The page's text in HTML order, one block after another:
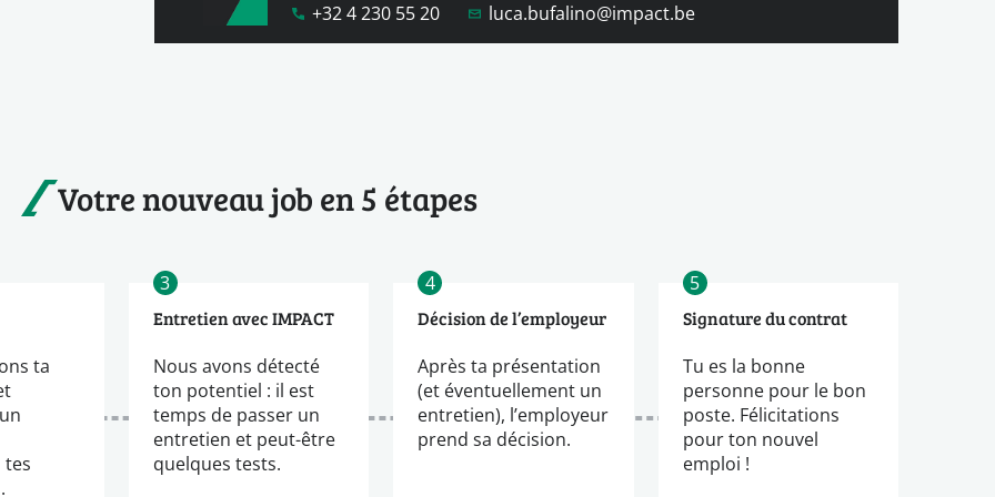
+32 4 230 55 20 luca.bufalino@impact.be
Votre nouveau job en 5 étapes
ta
tes
3
Entretien avec IMPACT
Nous avons détecté
ton potentiel : il est
temps de passer un
entretien et peut-être
quelques tests.
4
Décision de l’employeur
Après ta présentation
(et éventuellement un
entretien), l’employeur
prend sa décision.
5
Signature du contrat
Tu es la bonne
personne pour le bon
poste. Félicitations
pour ton nouvel
emploi !